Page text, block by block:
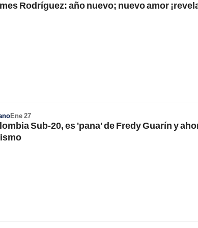
Rodríguez: año nuevo; nuevo amor
Ene 27
Sub-20, es 'pana' de Fredy Guarín y